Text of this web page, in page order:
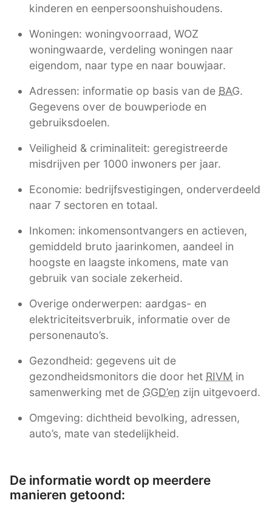
kinderen en eenpersoonshuishoudens.
Woningen: woningvoorraad, WOZ
woningwaarde, verdeling woningen naar
eigendom, naar type en naar bouwjaar.
Adressen: informatie op basis van de BAG.
Gegevens over de bouwperiode en
gebruiksdoelen.
Veiligheid & criminaliteit: geregistreerde
misdrijven per 1000 inwoners per jaar.
Economie: bedrijfsvestigingen, onderverdeeld
naar 7 sectoren en totaal.
Inkomen: inkomensontvangers en actieven,
gemiddeld bruto jaarinkomen, aandeel in
hoogste en laagste inkomens, mate van
gebruik van sociale zekerheid.
Overige onderwerpen: aardgas- en
elektriciteitsverbruik, informatie over de
personenauto’s.
Gezondheid: gegevens uit de
gezondheidsmonitors die door het RIVM in
samenwerking met de GGD’en zijn uitgevoerd.
Omgeving: dichtheid bevolking, adressen,
auto’s, mate van stedelijkheid.
De informatie wordt op meerdere
manieren getoond: